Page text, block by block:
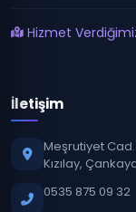
Hizmet
İletişim
Meşrutiyet Cad.
Kızılay,
0535 875 09 32